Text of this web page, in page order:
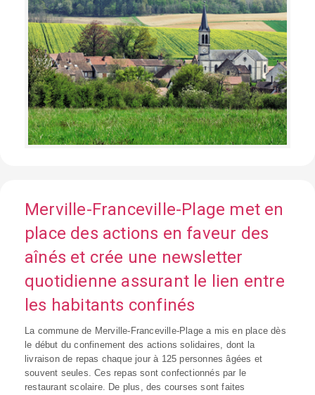
Merville-Franceville-Plage met en
place des actions en faveur des
aînés et crée une newsletter
quotidienne assurant le lien entre
les habitants confinés
La commune de Merville-Franceville-Plage a mis en place dès
le début du confinement des actions solidaires, dont la
livraison de repas chaque jour à 125 personnes âgées et
souvent seules. Ces repas sont confectionnés par le
restaurant scolaire. De plus, des courses sont faites